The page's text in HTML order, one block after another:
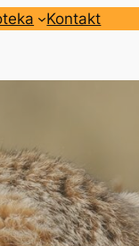
Kontakt